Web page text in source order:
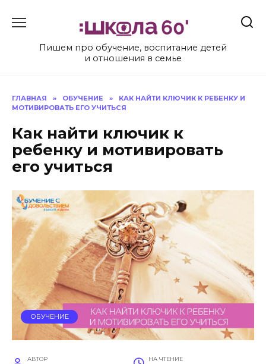
Пишем про обучение, воспитание детей
и отношения в семье
ГЛАВНАЯ » ОБУЧЕНИЕ »
КАК НАЙТИ КЛЮЧИК К РЕБЕНКУ И
МОТИВИРОВАТЬ ЕГО УЧИТЬСЯ
Как найти ключик к
ребенку и мотивировать
его учиться
ОБУЧЕНИЕ
АВТОР НА ЧТЕНИЕ